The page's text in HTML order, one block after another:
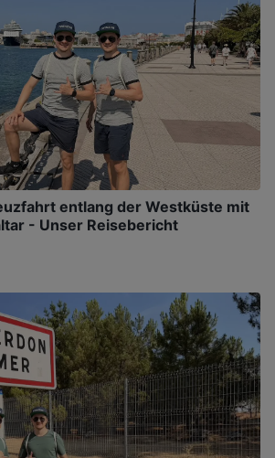
entlang der Westküste mit
- Unser Reisebericht